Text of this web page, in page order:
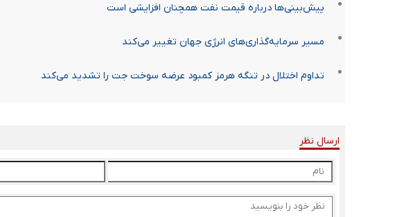
پیش‌بینی‌ها درباره قیمت نفت همچنان افزایشی است
مسیر سرمایه‌گذاری‌های انرژی جهان تغییر می‌کند
تداوم اختلال در تنگه هرمز کمبود عرضه سوخت جت را تشدید می‌کند
ارسال نظر